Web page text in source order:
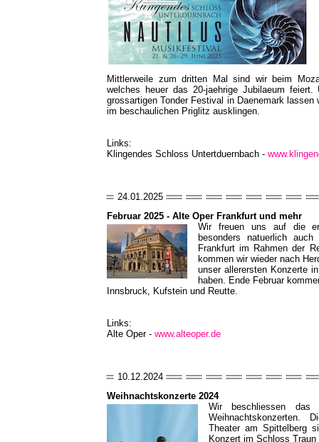
Mittlerweile zum dritten Mal sind wir beim
welches heuer das 20-jaehrige Jubilaeum
grossartigen Tonder Festival in Daenemark
im beschaulichen Priglitz ausklingen.
Links:
Klingendes Schloss Untertduernbach -
24.01.2025
Februar 2025 - Alte Oper Frankfurt und mehr
Wir freuen uns auf die
besonders natuerlich
Frankfurt im Rahmen der
kommen wir wieder nach
unser allerersten Konzerte
haben. Ende Februar
Innsbruck, Kufstein und Reutte.
Links:
Alte Oper - www.alteoper.de
10.12.2024
Weihnachtskonzerte 2024
Wir beschliessen das
Weihnachtskonzerten.
Theater am Spittelberg
Konzert im Schloss